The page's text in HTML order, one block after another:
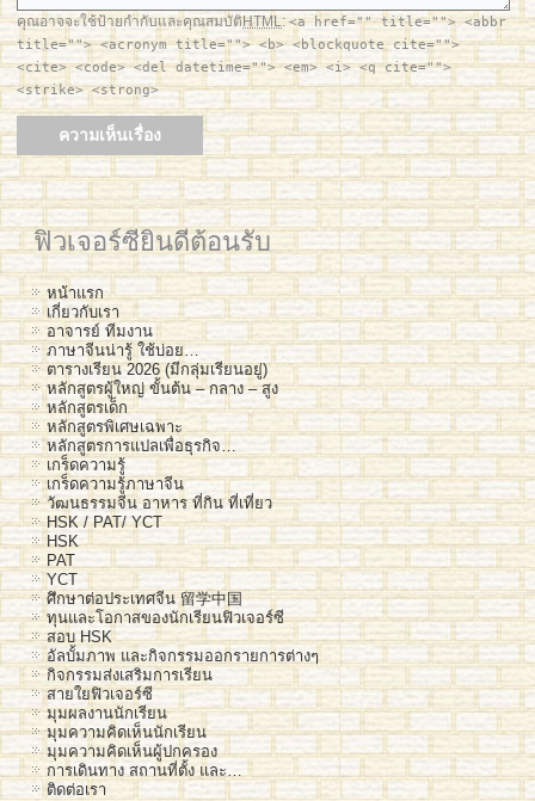
คุณอาจจะใช้ป้ายกำกับและคุณสมบัติHTML:<a href="" title=""> <abbr
title=""> <acronym title=""> <b> <blockquote cite="">
<cite> <code> <del datetime=""> <em> <i> <q cite="">
<strike> <strong>
ฟิวเจอร์ซียินดีต้อนรับ
หน้าแรก
เกี่ยวกับเรา
อาจารย์ ทีมงาน
ภาษาจีนน่ารู้ ใช้บ่อย…
ตารางเรียน 2026 (มีกลุ่มเรียนอยู่)
หลักสูตรผู้ใหญ่ ขั้นต้น – กลาง – สูง
หลักสูตรเด็ก
หลักสูตรพิเศษเฉพาะ
หลักสูตรการแปลเพื่อธุรกิจ…
เกร็ดความรู้
เกร็ดความรู้ภาษาจีน
วัฒนธรรมจีน อาหาร ที่กิน ที่เที่ยว
HSK / PAT/ YCT
HSK
PAT
YCT
ศึกษาต่อประเทศจีน 留学中国
ทุนและโอกาสของนักเรียนฟิวเจอร์ซี
สอบ HSK
อัลบั้มภาพ และกิจกรรมออกรายการต่างๆ
กิจกรรมส่งเสริมการเรียน
สายใยฟิวเจอร์ซี
มุมผลงานนักเรียน
มุมความคิดเห็นนักเรียน
มุมความคิดเห็นผู้ปกครอง
การเดินทาง สถานที่ตั้ง และ…
ติดต่อเรา